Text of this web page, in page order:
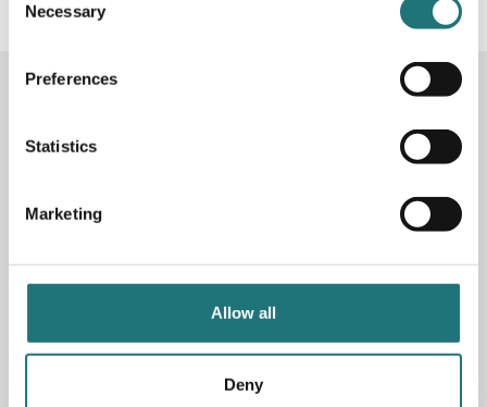
Selection
Necessary
Preferences
Statistics
Marketing
Allow all
Deny
Söndag: 11-17
Telefon:08-702 78 22
Se öppettider för helgdag här
Fri parkering på Åsögatan 121